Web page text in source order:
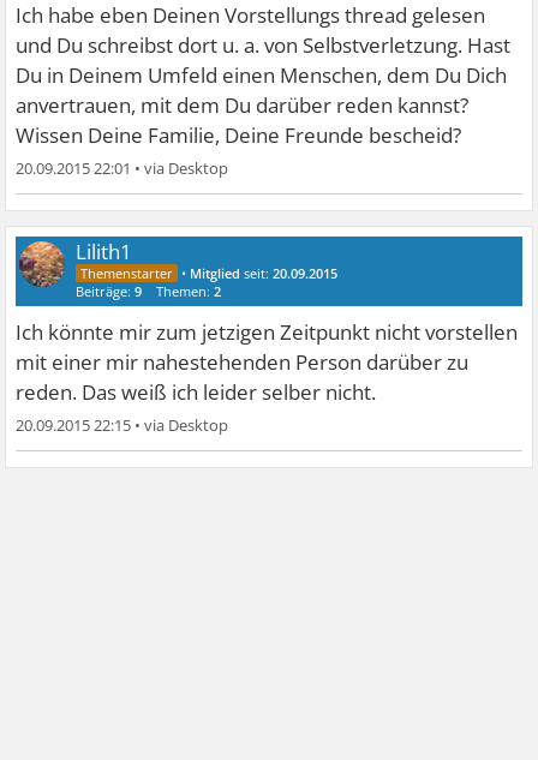
Ich habe eben Deinen Vorstellungs thread gelesen
und Du schreibst dort u. a. von Selbstverletzung. Hast
Du in Deinem Umfeld einen Menschen, dem Du Dich
anvertrauen, mit dem Du darüber reden kannst?
Wissen Deine Familie, Deine Freunde bescheid?
20.09.2015 22:01 •
Lilith1
• Mitglied seit:20.09.2015
Beiträge:9 Themen:2
Ich könnte mir zum jetzigen Zeitpunkt nicht vorstellen
mit einer mir nahestehenden Person darüber zu
reden. Das weiß ich leider selber nicht.
20.09.2015 22:15 •